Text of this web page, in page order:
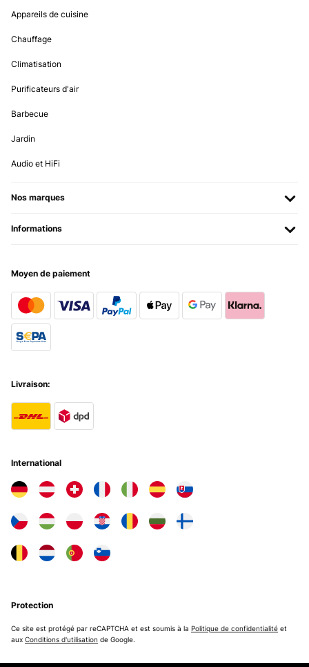
Appareils de cuisine
Chauffage
Climatisation
Purificateurs d'air
Barbecue
Jardin
Audio et HiFi
Nos marques
Informations
Moyen de paiement
Livraison:
International
Protection
Ce site est protégé par reCAPTCHA et est soumis à la Politique de confidentialité et
aux Conditions d'utilisation de Google.